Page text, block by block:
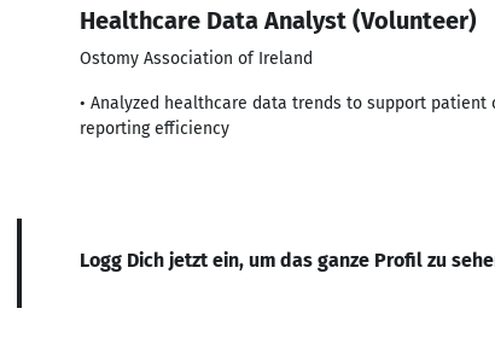
Healthcare Data Analyst (Volunteer)
Ostomy Association of Ireland
• Analyzed healthcare data trends to support
reporting efficiency
Logg Dich jetzt ein, um das ganze Profil zu